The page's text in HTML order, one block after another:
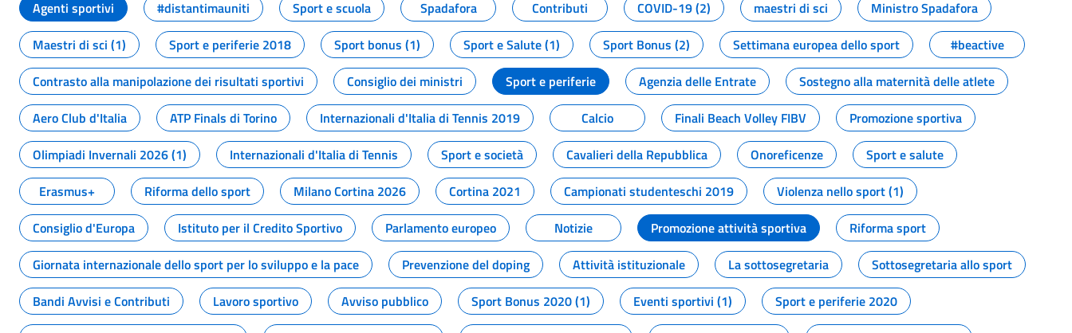
Agenti sportivi
#distantimauniti Sport e scuola Spadafora Contributi COVID-19 (2) maestri di sci
Ministro Spadafora
Maestri di sci (1)
Sport e periferie 2018 Sport bonus (1) Sport e Salute (1) Sport Bonus (2) Settimana europea dello sport
#beactive
Contrasto alla manipolazione dei risultati sportivi
Consiglio dei ministri Sport e periferie Agenzia delle Entrate
Sostegno alla maternità delle atlete
Aero Club d'Italia
ATP Finals di Torino Internazionali d'Italia di Tennis 2019 Calcio Finali Beach Volley FIBV
Promozione sportiva
Olimpiadi Invernali 2026 (1)
Internazionali d'Italia di Tennis Sport e società Cavalieri della Repubblica Onoreficenze
Sport e salute
Erasmus+
Riforma dello sport Milano Cortina 2026 Cortina 2021 Campionati studenteschi 2019
Violenza nello sport (1)
Consiglio d'Europa
Istituto per il Credito Sportivo Parlamento europeo Notizie Promozione attività sportiva
Riforma sport
Giornata internazionale dello sport per lo sviluppo e la pace
Prevenzione del doping Attività istituzionale La sottosegretaria
Sottosegretaria allo sport
Bandi Avvisi e Contributi
Lavoro sportivo Avviso pubblico Sport Bonus 2020 (1) Eventi sportivi (1)
Sport e periferie 2020